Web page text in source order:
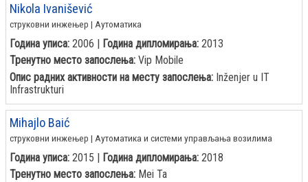
Nikola Ivanišević
струковни инжењер | Аутоматика
Година уписа: 2006 | Година дипломирања: 2013
Тренутно место запослења: Vip Mobile
Опис радних активности на месту запослења: Inženjer u IT
Infrastrukturi
Mihajlo Baić
струковни инжењер | Аутоматика и системи управљања возилима
Година уписа: 2015 | Година дипломирања: 2018
Тренутно место запослења: Mei Ta